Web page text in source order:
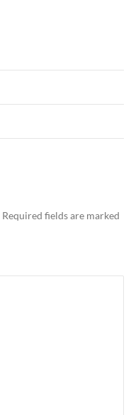
Required fields are marked